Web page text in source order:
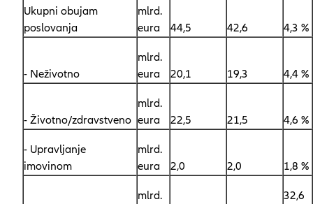
Ukupni obujam
poslovanja
mlrd.
eura
44,5 42,6 4,3 %
- Neživotno
mlrd.
eura
20,1 19,3 4,4 %
- Životno/zdravstveno
mlrd.
eura
22,5 21,5 4,6 %
- Upravljanje
imovinom
mlrd.
eura
2,0 2,0 1,8 %
mlrd. 32,6